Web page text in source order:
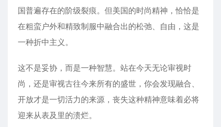
国普遍存在的阶级裂痕。但美国的时尚精神，恰恰是
在粗蛮户外和精致制服中融合出的松弛、自由，这是
一种折中主义。
这不是妥协，而是一种智慧。站在今天无论审视时
尚，还是审视古往今来所有的盛世，你会发现融合、
开放才是一切活力的来源，丧失这种精神意味着必将
迎来从表及里的溃烂。